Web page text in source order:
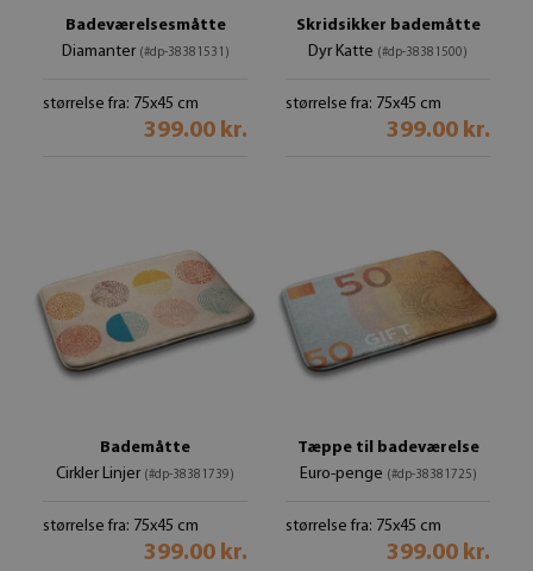
Badeværelsesmåtte
Diamanter (#dp-38381531)
størrelse fra: 75x45 cm
399.00 kr.
Skridsikker bademåtte
Dyr Katte (#dp-38381500)
størrelse fra: 75x45 cm
399.00 kr.
Bademåtte
Cirkler Linjer (#dp-38381739)
størrelse fra: 75x45 cm
399.00 kr.
Tæppe til badeværelse
Euro-penge (#dp-38381725)
størrelse fra: 75x45 cm
399.00 kr.